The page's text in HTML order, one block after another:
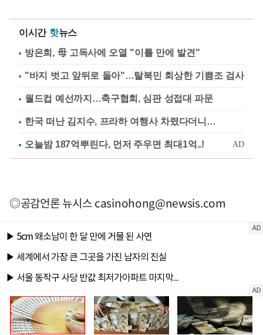
이시간 핫뉴스
방은희, 母 고독사에 오열 "이틀 만에 발견"
"바지 벗고 앞뒤로 돌아"…탈북민 회상한 기쁨조 검사
월드컵 예선까지…축구협회, 심판 성접대 파문
한국 떠난 김지수, 프라하 여행사 차렸다더니…
◎공감언론 뉴시스casinohong@newsis.com